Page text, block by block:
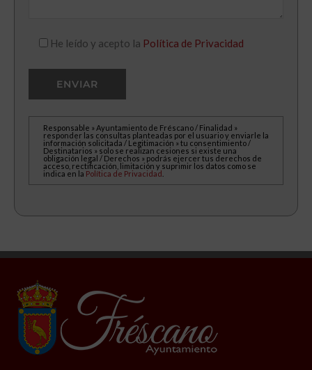
He leído y acepto la Política de Privacidad
Responsable » Ayuntamiento de Fréscano / Finalidad »
responder las consultas planteadas por el usuario y enviarle la
información solicitada / Legitimación » tu consentimiento /
Destinatarios » solo se realizan cesiones si existe una
obligación legal / Derechos » podrás ejercer tus derechos de
acceso, rectificación, limitación y suprimir los datos como se
indica en la Política de Privacidad